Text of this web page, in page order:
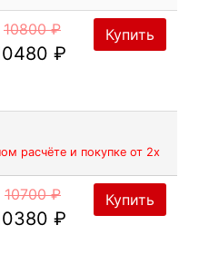
10800 ₽
₽
Купить
расчёте и покупке от 2х
10700 ₽
₽
Купить